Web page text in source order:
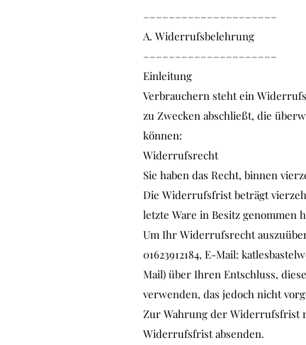
–––––––––––––––––––––
A. Widerrufsbelehrung
–––––––––––––––––––––
Einleitung
Verbrauchern steht ein
zu Zwecken abschließt, die
können:
Widerrufsrecht
Sie haben das Recht, binnen
Die Widerrufsfrist beträgt
letzte Ware in Besitz genommen
Um Ihr Widerrufsrecht
01623912184, E-Mail:
Mail) über Ihren Entschluss,
verwenden, das jedoch nicht
Zur Wahrung der Widerrufsfrist
Widerrufsfrist absenden.